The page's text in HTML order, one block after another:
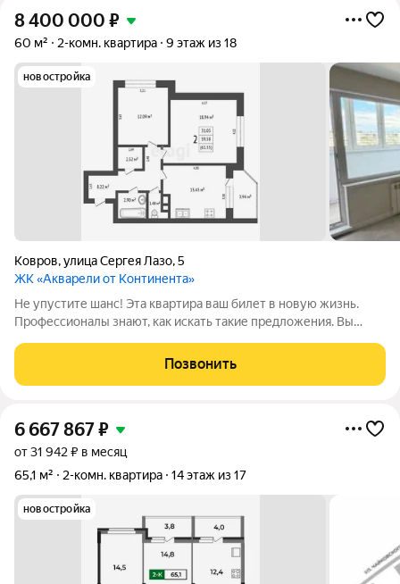
8 400 000 ₽
60 м² 2-комн. квартира 9 этаж из 18
новостройка
Ковров,улица Сергея Лазо,5
ЖК «Акварели от Континента»
Не упустите шанс! Эта квартира ваш билет в новую жизнь.
Профессионалы знают, как искать такие предложения. Вы
если вы хотите начать жить в доме, который буквально создан
для вашей семьи,
Позвонить
6 667 867₽
от 31 942 ₽ в месяц
65,1 м²
2-комн. квартира 14 этаж из 17
новостройка